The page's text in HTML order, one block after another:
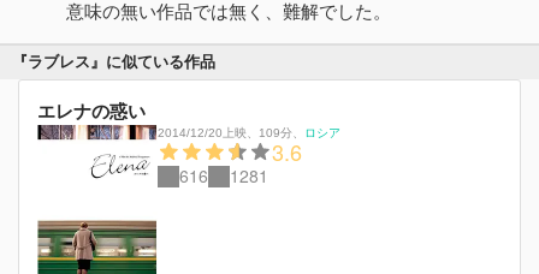
意味の無い作品では無く、難解でした。
『ラブレス』に似ている作品
エレナの惑い
2014/12/20上映 109分 ロシア
3.6
616 1281